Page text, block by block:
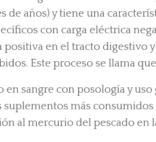
de años) y tiene una
con carga eléctrica
positiva en el tracto digestivo
Este proceso se llama
sangre con posología y
suplementos más consumidos
al mercurio del pescado en